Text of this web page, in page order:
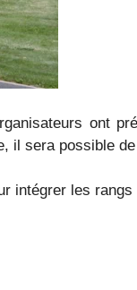
ont
il sera possible
intégrer les rangs